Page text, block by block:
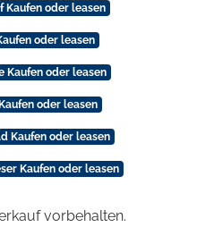
Kaufen oder leasen
oder leasen
Kaufen oder leasen
oder leasen
Kaufen oder leasen
Kaufen oder leasen
vorbehalten.